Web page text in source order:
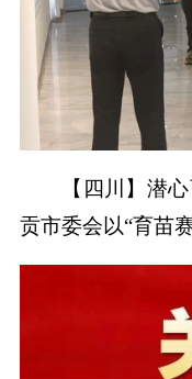
【四川】潜
贡市委会以“育苗